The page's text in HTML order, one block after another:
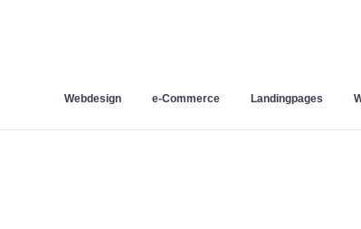
Webdesign e-Commerce Landingpages